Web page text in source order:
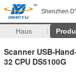
Shenzhen
Haus
Scanner USB-
32 CPU DS5100G